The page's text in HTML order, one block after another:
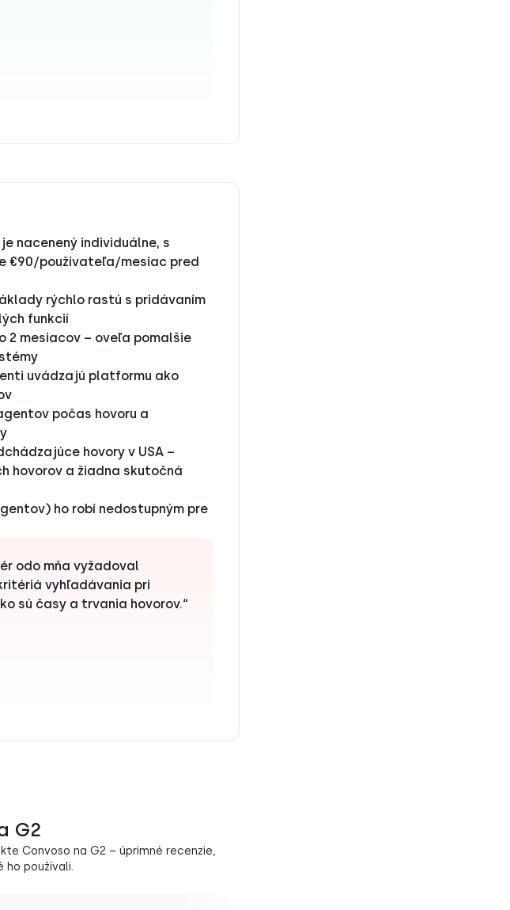
nacenený individuálne, s
€90/používateľa/mesiac pred
rýchlo rastú s pridávaním
funkcií
2 mesiacov – oveľa pomalšie
uvádzajú platformu ako
počas hovoru a
hovory v USA –
hovorov a žiadna skutočná
ho robí nedostupným pre
odo mňa vyžadoval
vyhľadávania pri
sú časy a trvania hovorov.“
G2
Convoso na G2 – úprimné recenzie,
ho používali.